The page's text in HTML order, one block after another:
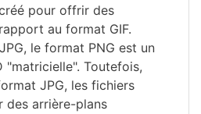
pour offrir des
au format GIF.
le format PNG est un
Toutefois,
JPG, les fichiers
des arrière-plans